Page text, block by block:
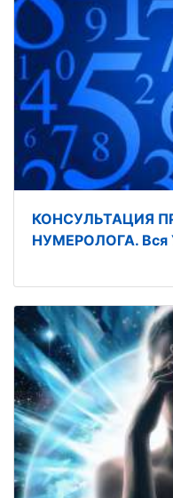
КОНСУЛЬТАЦИЯ
НУМЕРОЛОГА. Вся